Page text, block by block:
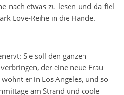
nach etwas zu lesen und da fiel
Love-Reihe in die Hände.
Sie soll den ganzen
der eine neue Frau
er in Los Angeles, und so
am Strand und coole